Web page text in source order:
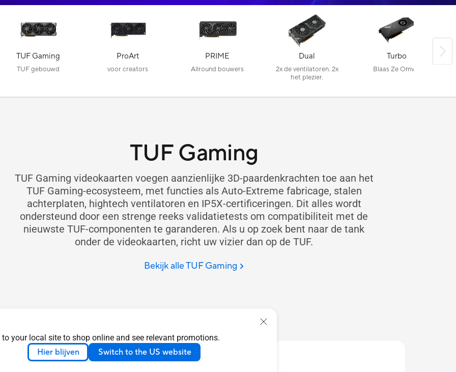
your local site to shop online and see relevant promotions.
Hier blijven Switch to the US website
TUF Gaming
TUF gebouwd
ProArt
voor creators
PRIME
Allround bouwers
Dual
2x de ventilatoren. 2x
het plezier.
Turbo
Blaas Ze Omver
TUF Gaming
TUF Gaming videokaarten voegen aanzienlijke 3D-paardenkrachten toe aan het
TUF Gaming-ecosysteem, met functies als Auto-Extreme fabricage, stalen
achterplaten, hightech ventilatoren en IP5X-certificeringen. Dit alles wordt
ondersteund door een strenge reeks validatietests om compatibiliteit met de
nieuwste TUF-componenten te garanderen. Als u op zoek bent naar de tank
onder de videokaarten, richt uw vizier dan op de TUF.
Bekijk alle TUF Gaming